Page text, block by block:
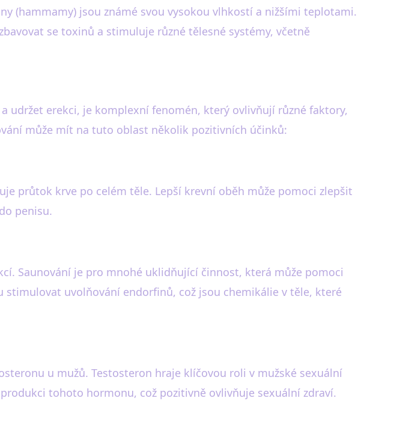
(hammamy) jsou známé svou vysokou vlhkostí a nižšími teplotami.
se toxinů a stimuluje různé tělesné systémy, včetně
udržet erekci, je komplexní fenomén, který ovlivňují různé faktory,
může mít na tuto oblast několik pozitivních účinků:
průtok krve po celém těle. Lepší krevní oběh může pomoci zlepšit
penisu.
Saunování je pro mnohé uklidňující činnost, která může pomoci
uvolňování endorfinů, což jsou chemikálie v těle, které
u mužů. Testosteron hraje klíčovou roli v mužské sexuální
tohoto hormonu, což pozitivně ovlivňuje sexuální zdraví.